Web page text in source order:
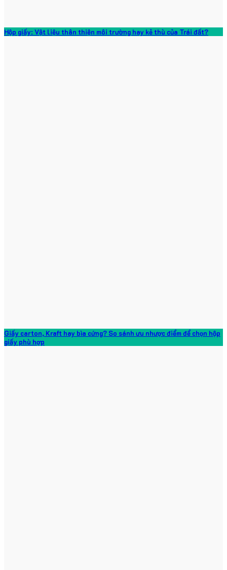
Hộp giấy: Vật liệu thân thiện môi trường hay kẻ thù của Trái đất?
Giấy carton, Kraft hay bìa cứng? So sánh ưu nhược điểm để chọn hộp
giấy phù hợp